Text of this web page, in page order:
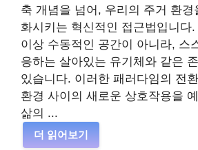
축 개념을 넘어, 우리의 주거 환경
화시키는 혁신적인 접근법입니다
이상 수동적인 공간이 아니라, 스
응하는 살아있는 유기체와 같은
있습니다. 이러한 패러다임의 전
환경 사이의 새로운 상호작용을
삶의 ...
더 읽어보기